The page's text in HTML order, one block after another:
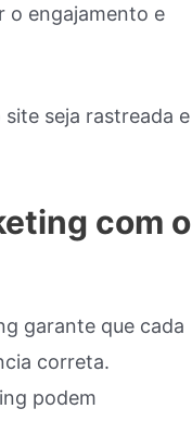
o engajamento e
seja rastreada e
com o
garante que cada
correta.
podem